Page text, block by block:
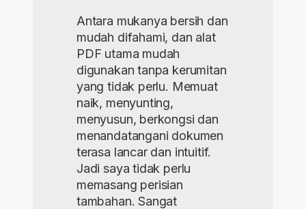
Antara mukanya bersih dan
mudah difahami, dan alat
PDF utama mudah
digunakan tanpa kerumitan
yang tidak perlu. Memuat
naik, menyunting,
menyusun, berkongsi dan
menandatangani dokumen
terasa lancar dan intuitif.
Jadi saya tidak perlu
memasang perisian
tambahan. Sangat